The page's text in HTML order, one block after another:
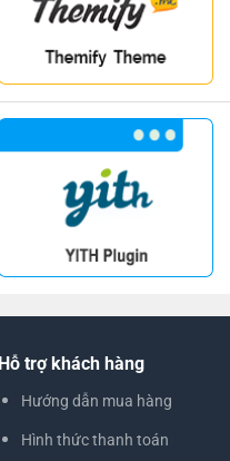
Hỗ trợ khách hàng
Hướng dẫn mua hàng
Hình thức thanh toán